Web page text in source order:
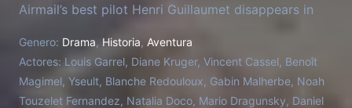
Airmail’s best pilot Henri Guillaumet disappears in
him, against all odds. This impossible quest forces
him to push beyond his limits, turning his capacity
to dream into his greatest strength...
Genero: Drama, Historia, Aventura
Actores: Louis Garrel, Diane Kruger, Vincent Cassel, Benoît
Magimel, Yseult, Blanche Redouloux, Gabin Malherbe, Noah
Touzelet Fernandez, Natalia Doco, Mario Dragunsky, Daniel